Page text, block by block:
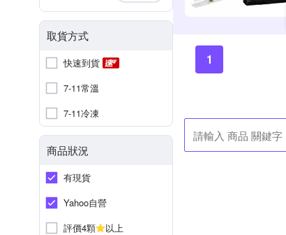
取貨方式
快速到貨
7-11常溫
7-11冷凍
商品狀況
有現貨
Yahoo自營
評價4顆
以上
1